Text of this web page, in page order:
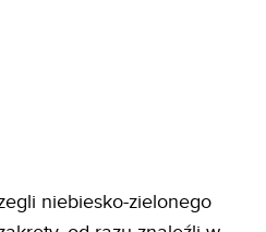
niebiesko-zielonego